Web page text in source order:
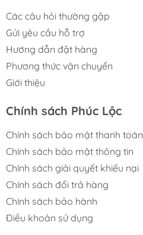
Các câu hỏi thường gặp
Gửi yêu cầu hỗ trợ
Hướng dẫn đặt hàng
Phương thức vận chuyển
Giới thiệu
Chính sách Phúc Lộc
Chính sách bảo mật thanh toán
Chính sách bảo mật thông tin
Chính sách giải quyết khiếu nại
Chính sách đổi trả hàng
Chính sách bảo hành
Điều khoản sử dụng